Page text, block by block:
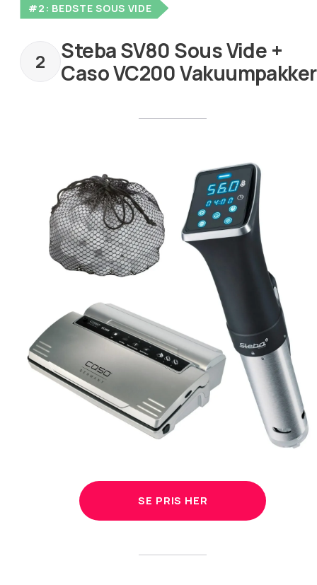
#2: BEDSTE SOUS VIDE
Steba SV80 Sous Vide +
Caso VC200 Vakuumpakker
SE PRIS HER